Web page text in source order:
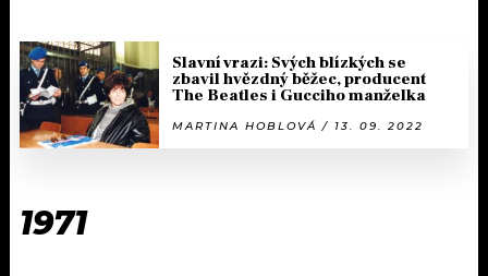
Slavní vrazi: Svých blízkých se
zbavil hvězdný běžec, producent
The Beatles i Gucciho manželka
MARTINA HOBLOVÁ / 13. 09. 2022
1971